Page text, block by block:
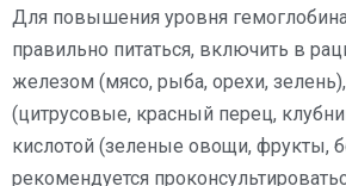
Для повышения уровня
правильно питаться, включить в
железом (мясо, рыба, орехи,
(цитрусовые, красный перец,
кислотой (зеленые овощи, фрукты,
рекомендуется